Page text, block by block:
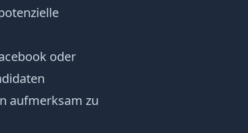
oder
aufmerksam zu